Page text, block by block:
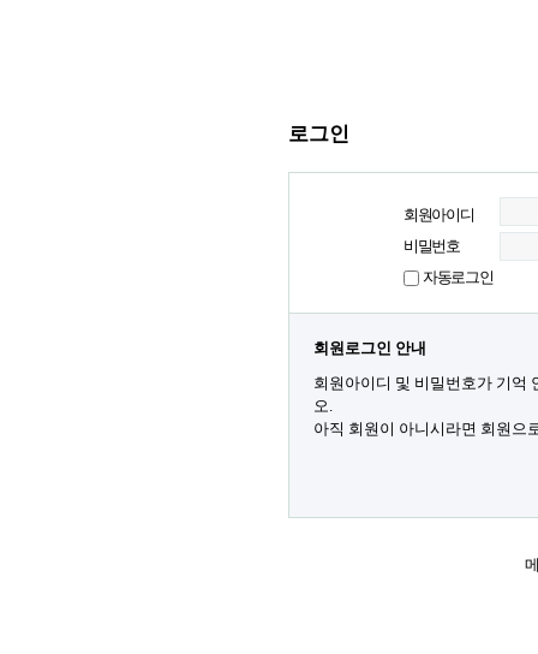
로그인
회원아이디
비밀번호
자동로그인
회원로그인 안내
회원아이디 및 비밀번호가 기억
오.
아직 회원이 아니시라면 회원으